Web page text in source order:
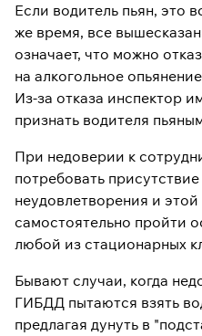
Если водитель пьян, это
же время, все
означает, что можно
на алкогольное
Из-за отказа инспектор
признать водителя
При недоверии к
потребовать
неудовлетворения и
самостоятельно пройти
любой из стационарных
Бывают случаи, когда
ГИБДД пытаются взять
предлагая дунуть в